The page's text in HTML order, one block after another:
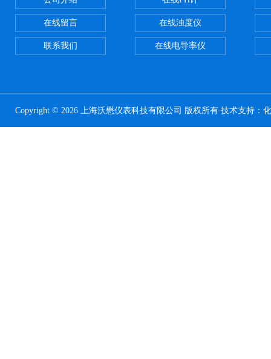
在线留言
联系我们
在线浊度仪
在线电导率仪
Copyright © 2026 上海沃懋仪表科技有限公司 版权所有 技术支持：